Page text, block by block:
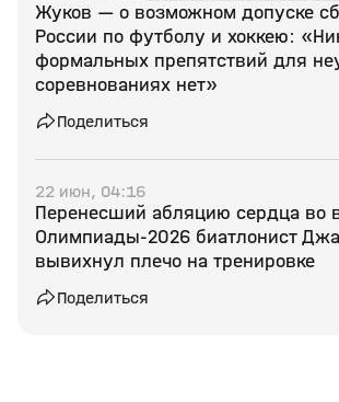
Жуков — о возможном допуске
России по футболу и хоккею:
формальных препятствий для
соревнованиях нет»
Поделиться
22 июн, 04:16
Перенесший абляцию сердца во
Олимпиады‑2026 биатлонист
вывихнул плечо на тренировке
Поделиться